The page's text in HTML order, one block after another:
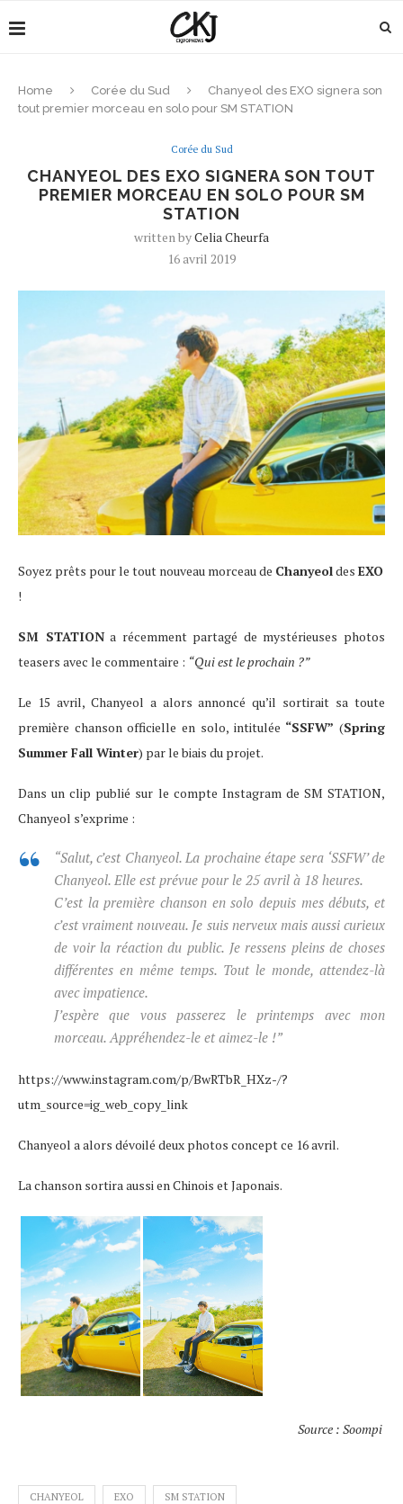
Home Corée du Sud
Chanyeol des EXO signera son
tout premier morceau en solo pour SM STATION
Corée du Sud
CHANYEOL DES EXO SIGNERA SON TOUT
PREMIER MORCEAU EN SOLO POUR SM
STATION
written byCelia Cheurfa
16 avril 2019
Soyez prêts pour le tout nouveau morceau de Chanyeoldes EXO
!
SM STATIONa récemment partagé de mystérieuses photos
teasers avec le commentaire : “Qui est le prochain ?”
Le 15 avril, Chanyeol a alors annoncé qu’il sortirait sa toute
première chanson officielle en solo, intitulée “SSFW” (Spring
Summer Fall Winter) par le biais du projet.
Dans un clip publié sur le compte Instagram de SM STATION,
Chanyeol s’exprime :
“Salut, c’est Chanyeol. La prochaine étape sera ‘SSFW’ de
Chanyeol. Elle est prévue pour le 25 avril à 18 heures.
C’est la première chanson en solo depuis mes débuts, et
c’est vraiment nouveau. Je suis nerveux mais aussi curieux
de voir la réaction du public. Je ressens pleins de choses
différentes en même temps. Tout le monde, attendez-là
avec impatience.
J’espère que vous passerez le printemps avec mon
morceau. Appréhendez-le et aimez-le !”
https://www.instagram.com/p/BwRTbR_HXz-/?
utm_source=ig_web_copy_link
Chanyeol a alors dévoilé deux photos concept ce 16 avril.
La chanson sortira aussi en Chinois et Japonais.
Source : Soompi
CHANYEOL EXO SM STATION